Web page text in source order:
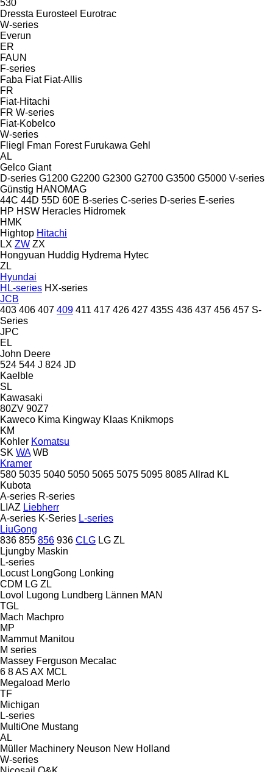
530
Dressta Eurosteel Eurotrac
W-series
Everun
ER
FAUN
F-series
Faba Fiat Fiat-Allis
FR
Fiat-Hitachi
FR W-series
Fiat-Kobelco
W-series
Fliegl
Fman Forest Furukawa Gehl
AL
Gelco Giant
D-series G1200 G2200 G2300 G2700 G3500 G5000 V-series
Günstig HANOMAG
44C 44D 55D 60E B-series C-series D-series E-series
HP HSW Heracles Hidromek
HMK
Hightop Hitachi
LX ZW ZX
Hongyuan Huddig Hydrema Hytec
ZL
Hyundai
HL-series HX-series
JCB
403 406 407 409 411 417 426 427 435S 436 437 456 457 S-
Series
JPC
EL
John Deere
524 544 J 824 JD
Kaelble
SL
Kawasaki
80ZV 90Z7
Kaweco Kima Kingway Klaas Knikmops
KM
Kohler Komatsu
SK WA WB
Kramer
580 5035 5040 5050 5065 5075 5095 8085Allrad KL
Kubota
A-series R-series
LIAZ Liebherr
A-series K-Series L-series
LiuGong
836 855 856 936 CLG LG ZL
Ljungby Maskin
L-series
Locust LongGong Lonking
CDM LG ZL
Lovol
Lugong Lundberg Lännen MAN
TGL
Mach Machpro
MP
Mammut Manitou
M series
Massey Ferguson Mecalac
6 8AS AX MCL
Megaload Merlo
TF
Michigan
L-series
MultiOne Mustang
AL
Müller Machinery Neuson New Holland
W-series